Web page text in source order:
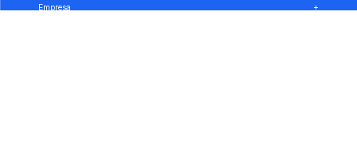
Empresa
+